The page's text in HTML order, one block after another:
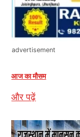
advertisement
आज का मौसम
और पढ़ें